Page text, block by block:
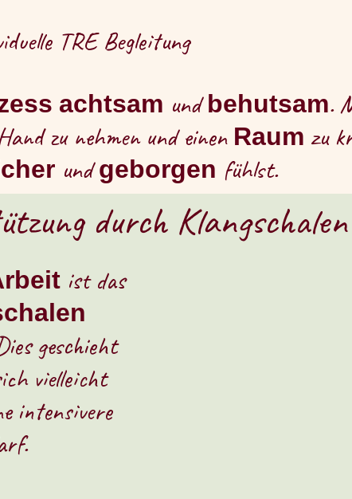
TRE Begleitung
achtsam undbehutsam.
zu nehmen und einen Raum zu
undgeborgen fühlst.
durch Klangschalen
ist das
geschieht
vielleicht
intensivere